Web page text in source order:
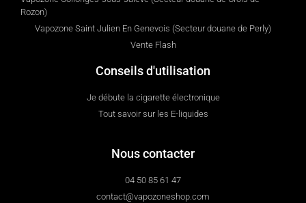
Rozon)
Vapozone Saint Julien En Genevois (Secteur douane de Perly)
Vente Flash
Conseils d'utilisation
Je débute la cigarette électronique
Tout savoir sur les E-liquides
Nous contacter
04 50 85 61 47
contact@vapozoneshop.com